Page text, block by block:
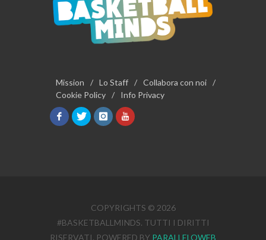
Mission / Lo Staff / Collabora con noi /
Cookie Policy / Info Privacy
COPYRIGHTS © 2026
#BASKETBALLMINDS. TUTTI I DIRITTI
RISERVATI. POWERED BY PARALLELOWEB